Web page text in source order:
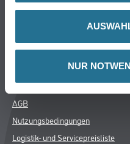
NUR
Services
FAQ
Rechtliches
AGB
Nutzungsbedingungen
Logistik- und Servicepreisliste